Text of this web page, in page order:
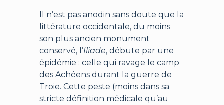
Il n’est pas anodin sans doute que la
littérature occidentale, du moins
son plus ancien monument
conservé, l’Iliade, débute par une
épidémie : celle qui ravage le camp
des Achéens durant la guerre de
Troie. Cette peste (moins dans sa
stricte définition médicale qu’au